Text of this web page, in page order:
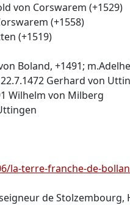
von Corswarem (+1529)
(+1558)
(+1519)
Boland, +1491;
Gerhard von
Wilhelm von Milberg
la-terre-franche-de-
de Stolzembourg,